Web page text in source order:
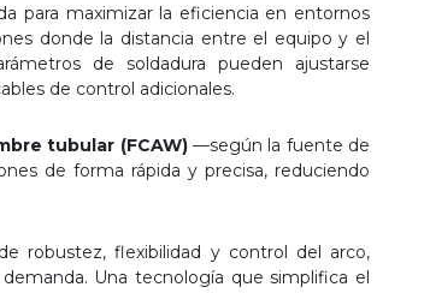
para maximizar la eficiencia en entornos
donde la distancia entre el equipo y el
de soldadura pueden ajustarse
de control adicionales.
tubular (FCAW)—según la fuente de
de forma rápida y precisa, reduciendo
robustez, flexibilidad y control del arco,
Una tecnología que simplifica el